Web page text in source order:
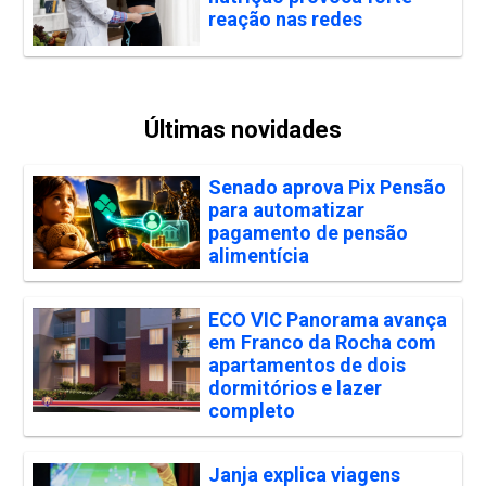
reação nas redes
Últimas novidades
Senado aprova Pix Pensão
para automatizar
pagamento de pensão
alimentícia
ECO VIC Panorama avança
em Franco da Rocha com
apartamentos de dois
dormitórios e lazer
completo
Janja explica viagens